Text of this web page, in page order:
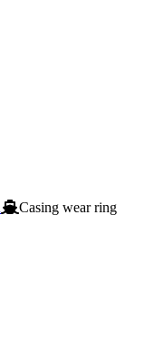
Casing wear ring